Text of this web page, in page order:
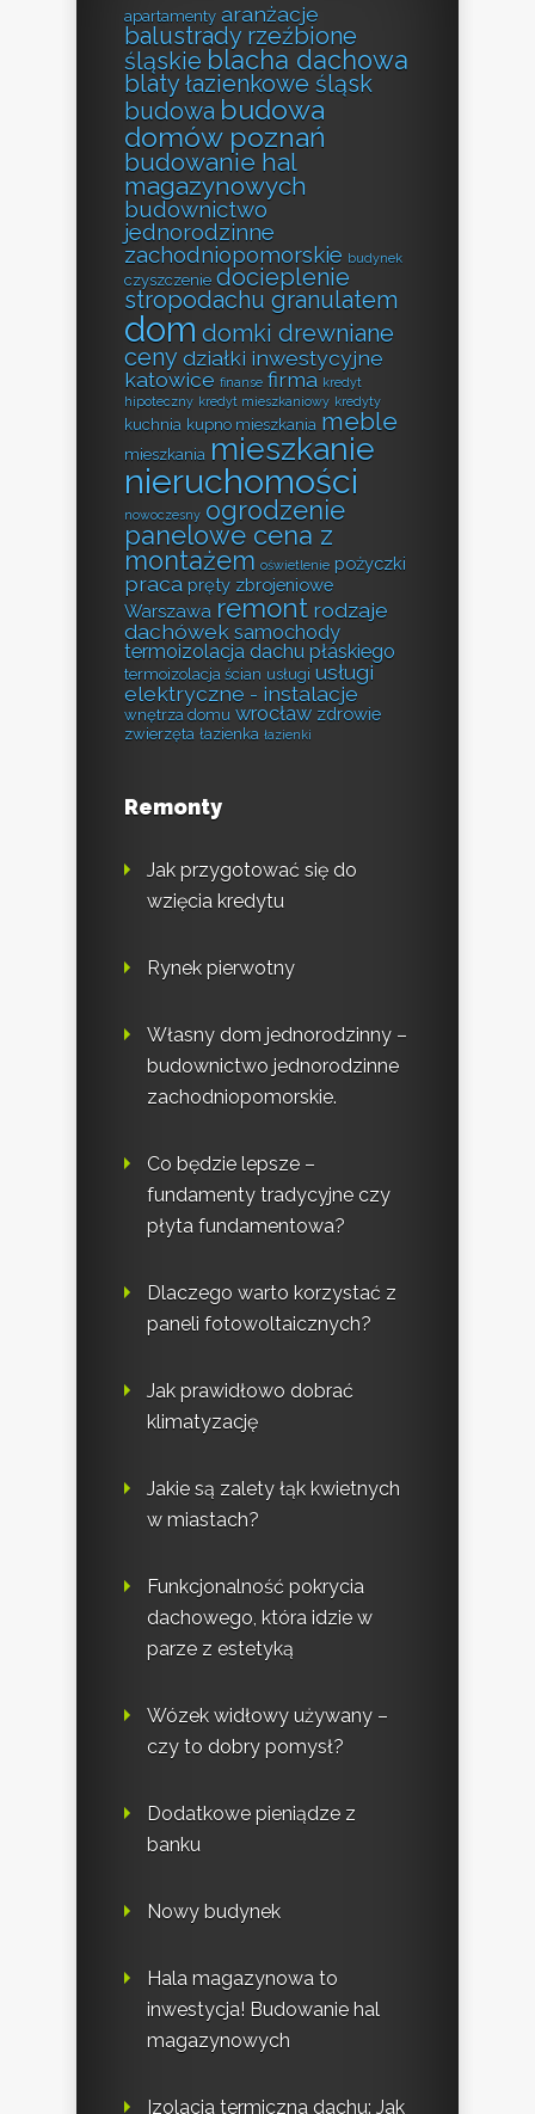
apartamenty aranżacje
balustrady rzeźbione
śląskie blacha dachowa
blaty łazienkowe śląsk
budowa budowa
domów poznań
budowanie hal
magazynowych
budownictwo
jednorodzinne
zachodniopomorskie budynek
czyszczenie docieplenie
stropodachu granulatem
dom domki drewniane
cenydziałki inwestycyjne
katowice finanse firma kredyt
hipoteczny kredyt mieszkaniowy kredyty
kuchnia kupno mieszkania meble
mieszkania mieszkanie
nieruchomości
nowoczesny ogrodzenie
panelowe cena z
montażem oświetlenie pożyczki
praca pręty zbrojeniowe
Warszawa remont rodzaje
dachówek samochody
termoizolacja dachu płaskiego
termoizolacja ścian usługi usługi
elektryczne - instalacje
wnętrza domu wrocław zdrowie
zwierzęta łazienka łazienki
Remonty
Jak przygotować się do
wzięcia kredytu
Rynek pierwotny
Własny dom jednorodzinny –
budownictwo jednorodzinne
zachodniopomorskie.
Co będzie lepsze –
fundamenty tradycyjne czy
płyta fundamentowa?
Dlaczego warto korzystać z
paneli fotowoltaicznych?
Jak prawidłowo dobrać
klimatyzację
Jakie są zalety łąk kwietnych
w miastach?
Funkcjonalność pokrycia
dachowego, która idzie w
parze z estetyką
Wózek widłowy używany –
czy to dobry pomysł?
Dodatkowe pieniądze z
banku
Nowy budynek
Hala magazynowa to
inwestycja! Budowanie hal
magazynowych
Izolacja termiczna dachu: Jak